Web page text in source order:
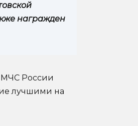
награжден
МЧС России
лучшими на